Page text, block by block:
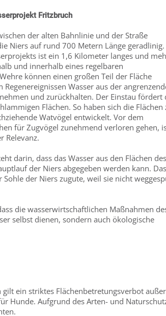
Fritzbruch
der alten Bahnlinie und der Straße
Niers auf rund 700 Metern Länge
ist ein 1,6 Kilometer langes und
und innerhalb eines regelbaren
können einen großen Teil der Fläche
Wasser aus der
und zurückhalten. Der Einstau fördert
Flächen. So haben sich die Flächen
Watvögel entwickelt. Vor dem
für Zugvögel zunehmend verloren gehen,
Relevanz.
darin, dass das Wasser aus den Flächen des
der Niers abgegeben werden kann. Das
der Niers zugute, weil sie nicht
die wasserwirtschaftlichen Maßnahmen
selbst dienen, sondern auch ökologische
ein striktes Flächenbetretungsverbot
Hunde. Aufgrund des Arten- und